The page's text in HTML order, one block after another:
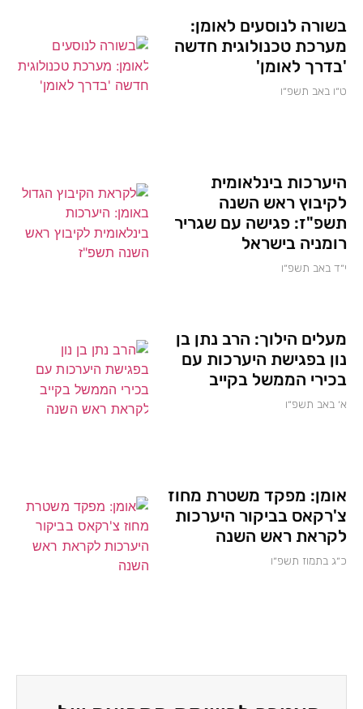
בשורה לנוסעים לאומן:
מערכת טכנולוגית חדשה
'בדרך לאומן'
ט״ו באב תשפ״ו
היערכות בינלאומית
לקיבוץ ראש השנה
תשפ"ז: פגישה עם שגריר
רומניה בישראל
י״ד באב תשפ״ו
מעלים הילוך: הרב נתן בן
נון בפגישת היערכות עם
בכירי הממשל בקייב
א׳ באב תשפ״ו
אומן: מפקד משטרת מחוז
צ'רקאס בביקור היערכות
לקראת ראש השנה
כ״ג בתמוז תשפ״ו